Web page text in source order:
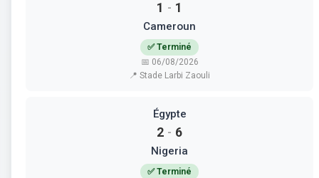
1 - 1
Cameroun
✅ Terminé
📅 06/08/2026
📍 Stade Larbi Zaouli
Égypte
2 - 6
Nigeria
✅ Terminé